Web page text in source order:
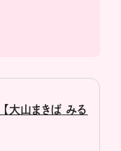
【大山まきば みる